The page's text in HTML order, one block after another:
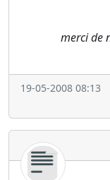
merci de
19-05-2008 08:13